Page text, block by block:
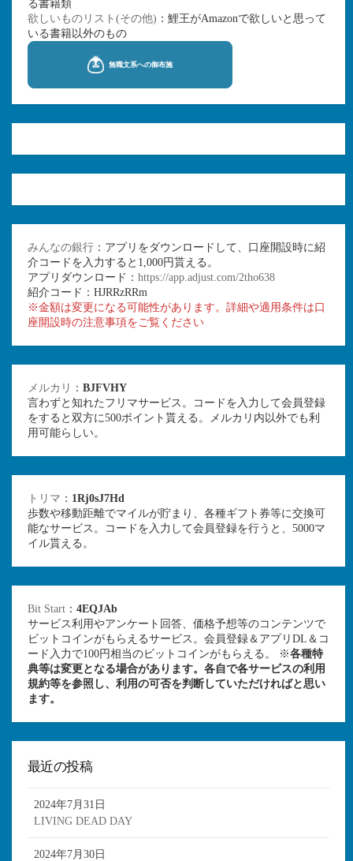
る書籍類
欲しいものリスト(その他) ：鯉王がAmazonで欲しいと思って
いる書籍以外のもの
みんなの銀行 ：アプリをダウンロードして、口座開設時に紹
介コードを入力すると1,000円貰える。
アプリダウンロード： https://app.adjust.com/2tho638
紹介コード：HJRRzRRm
※金額は変更になる可能性があります。詳細や適用条件は口
座開設時の注意事項をご覧ください
メルカリ ： BJFVHY
言わずと知れたフリマサービス。コードを入力して会員登録
をすると双方に500ポイント貰える。メルカリ内以外でも利
用可能らしい。
トリマ ： 1Rj0sJ7Hd
歩数や移動距離でマイルが貯まり、各種ギフト券等に交換可
能なサービス。コードを入力して会員登録を行うと、5000マ
イル貰える。
Bit Start ： 4EQJAb
サービス利用やアンケート回答、価格予想等のコンテンツで
ビットコインがもらえるサービス。会員登録＆アプリDL＆コ
ード入力で100円相当のビットコインがもらえる。 ※各種特
典等は変更となる場合があります。各自で各サービスの利用
規約等を参照し、利用の可否を判断していただければと思い
ます。
最近の投稿
2024年7月31日
LIVING DEAD DAY
2024年7月30日